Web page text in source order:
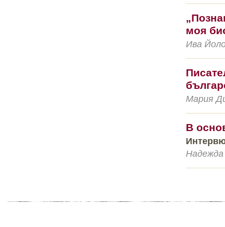
моя
Ива
Мария
В
Надежда